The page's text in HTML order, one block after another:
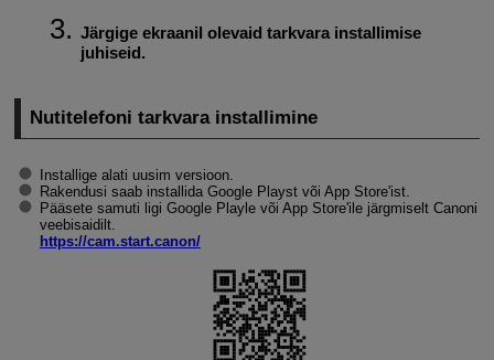
Järgige ekraanil olevaid tarkvara installimise
juhiseid.
Nutitelefoni tarkvara installimine
Installige alati uusim versioon.
Rakendusi saab installida Google Playst või App Store'ist.
Pääsete samuti ligi Google Playle või App Store'ile järgmiselt Canoni
veebisaidilt.
https://cam.start.canon/